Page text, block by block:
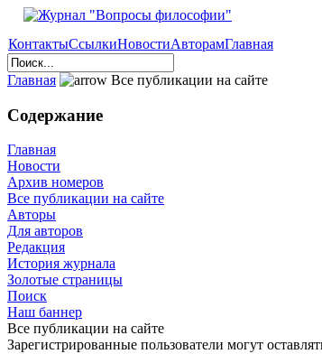
КонтактыСсылкиНовостиАвторамГлавная
Главная Все публикации на сайте
Содержание
Главная
Новости
Архив номеров
Все публикации на сайте
Авторы
Для авторов
Редакция
История журнала
Золотые страницы
Поиск
Наш баннер
Все публикации на сайте
Зарегистрированные пользователи могут